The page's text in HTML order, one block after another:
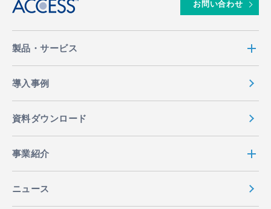
お問い合わせ
製品・サービス
導入事例
資料ダウンロード
事業紹介
ニュース